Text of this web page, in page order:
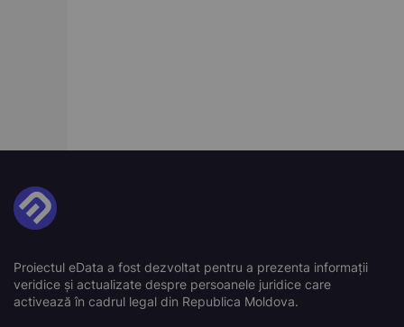
Proiectul eData a fost dezvoltat pentru a prezenta informații
veridice și actualizate despre persoanele juridice care
activează în cadrul legal din Republica Moldova.